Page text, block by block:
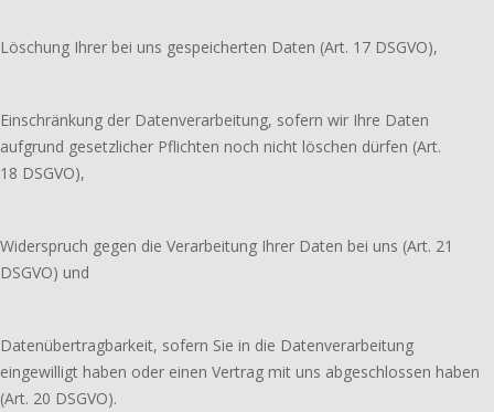
Löschung Ihrer bei uns gespeicherten Daten (Art. 17 DSGVO),
Einschränkung der Datenverarbeitung, sofern wir Ihre Daten
aufgrund gesetzlicher Pflichten noch nicht löschen dürfen (Art.
18 DSGVO),
Widerspruch gegen die Verarbeitung Ihrer Daten bei uns (Art. 21
DSGVO) und
Datenübertragbarkeit, sofern Sie in die Datenverarbeitung
eingewilligt haben oder einen Vertrag mit uns abgeschlossen haben
(Art. 20 DSGVO).